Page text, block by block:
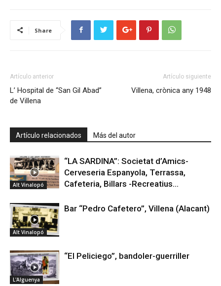
Share
Artículo anterior
L’ Hospital de “San Gil Abad”
de Villena
Artículo siguiente
Villena, crònica any 1948
Artículo relacionados Más del autor
Alt Vinalopó
“LA SARDINA”: Societat d’Amics-
Cerveseria Espanyola, Terrassa,
Cafeteria, Billars -Recreatius…
Alt Vinalopó
Bar “Pedro Cafetero”, Villena (Alacant)
L'Alguenya
“El Peliciego”, bandoler-guerriller